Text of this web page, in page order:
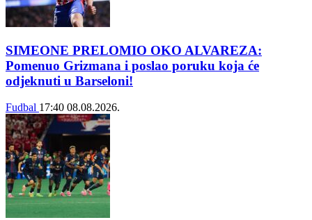
SIMEONE PRELOMIO OKO ALVAREZA:
Pomenuo Grizmana i poslao poruku koja će
odjeknuti u Barseloni!
Fudbal 17:40 08.08.2026.